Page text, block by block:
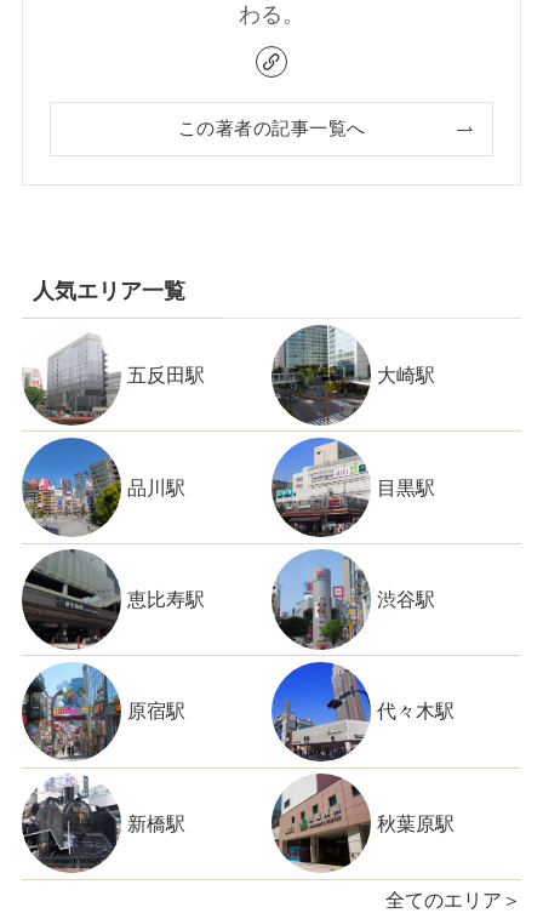
わる。
この著者の記事一覧へ
人気エリア一覧
五反田駅 大崎駅
品川駅 目黒駅
恵比寿駅 渋谷駅
原宿駅 代々木駅
新橋駅 秋葉原駅
全てのエリア＞